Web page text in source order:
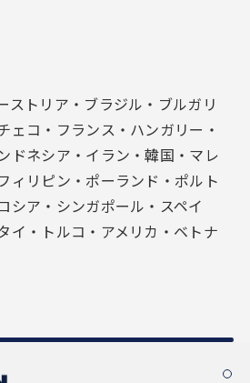
ストリア・ブラジル・ブルガリ
ェコ・フランス・ハンガリー・
ドネシア・イラン・韓国・マレ
ィリピン・ポーランド・ポルト
シア・シンガポール・スペイ
イ・トルコ・アメリカ・ベトナ